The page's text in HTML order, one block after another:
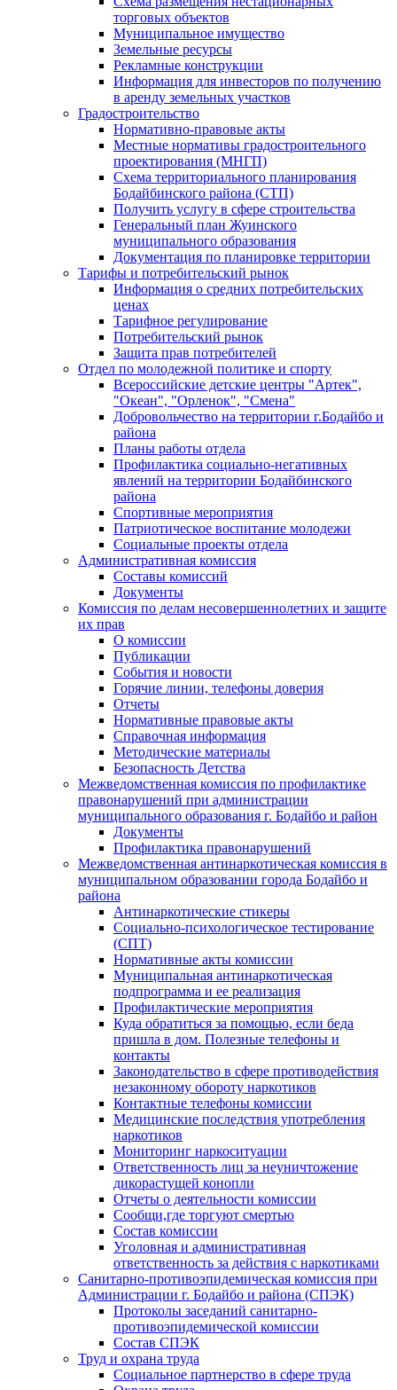
торговых объектов
Муниципальное имущество
Земельные ресурсы
Рекламные конструкции
Информация для инвесторов по получению
в аренду земельных участков
Градостроительство
Нормативно-правовые акты
Местные нормативы градостроительного
проектирования (МНГП)
Схема территориального планирования
Бодайбинского района (СТП)
Получить услугу в сфере строительства
Генеральный план Жуинского
муниципального образования
Документация по планировке территории
Тарифы и потребительский рынок
Информация о средних потребительских
ценах
Тарифное регулирование
Потребительский рынок
Защита прав потребителей
Отдел по молодежной политике и спорту
Всероссийские детские центры "Артек",
"Океан", "Орленок", "Смена"
Добровольчество на территории г.Бодайбо и
района
Планы работы отдела
Профилактика социально-негативных
явлений на территории Бодайбинского
района
Спортивные мероприятия
Патриотическое воспитание молодежи
Социальные проекты отдела
Административная комиссия
Составы комиссий
Документы
Комиссия по делам несовершеннолетних и защите
их прав
О комиссии
Публикации
События и новости
Горячие линии, телефоны доверия
Отчеты
Нормативные правовые акты
Справочная информация
Методические материалы
Безопасность Детства
Межведомственная комиссия по профилактике
правонарушений при администрации
муниципального образования г. Бодайбо и район
Документы
Профилактика правонарушений
Межведомственная антинаркотическая комиссия в
муниципальном образовании города Бодайбо и
района
Антинаркотические стикеры
Социально-психологическое тестирование
(СПТ)
Нормативные акты комиссии
Муниципальная антинаркотическая
подпрограмма и ее реализация
Профилактические мероприятия
Куда обратиться за помощью, если беда
пришла в дом. Полезные телефоны и
контакты
Законодательство в сфере противодействия
незаконному обороту наркотиков
Контактные телефоны комиссии
Медицинские последствия употребления
наркотиков
Мониторинг наркоситуации
Ответственность лиц за неуничтожение
дикорастущей конопли
Отчеты о деятельности комиссии
Сообщи,где торгуют смертью
Состав комиссии
Уголовная и административная
ответственность за действия с наркотиками
Санитарно-противоэпидемическая комиссия при
Администрации г. Бодайбо и района (СПЭК)
Протоколы заседаний санитарно-
противоэпидемической комиссии
Состав СПЭК
Труд и охрана труда
Социальное партнерство в сфере труда